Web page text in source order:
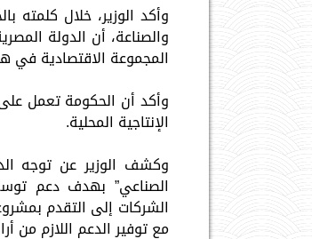
وأكد الوزير، خلال كلمته
والصناعة، أن الدولة
المجموعة الاقتصادية في
وأكد أن الحكومة تعمل على
الإنتاجية المحلية.
وكشف الوزير عن توجه
الصناعي” بهدف دعم
الشركات إلى التقدم
مع توفير الدعم اللازم من